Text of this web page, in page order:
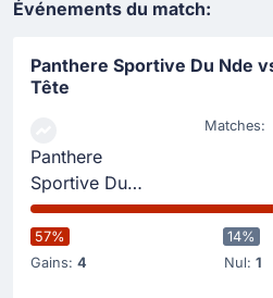
Événements du match:
Panthere Sportive Du Nde
Tête
Panthere
Sportive Du
Nde
57%
Gains: 4
14%
Nul:1